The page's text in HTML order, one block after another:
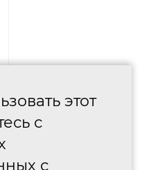
этот
с
с